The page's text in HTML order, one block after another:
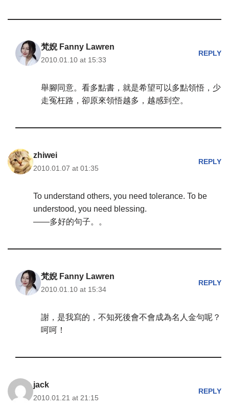
梵婗 Fanny Lawren
2010.01.10 at 15:33
REPLY
舉腳同意。看多點書，就是希望可以多點領悟，少
走冤枉路，卻原來領悟越多，越感到空。
zhiwei
2010.01.07 at 01:35
REPLY
To understand others, you need tolerance. To be
understood, you need blessing.
——多好的句子。。
梵婗 Fanny Lawren
2010.01.10 at 15:34
REPLY
謝，是我寫的，不知死後會不會成為名人金句呢？
呵呵！
jack
2010.01.21 at 21:15
REPLY